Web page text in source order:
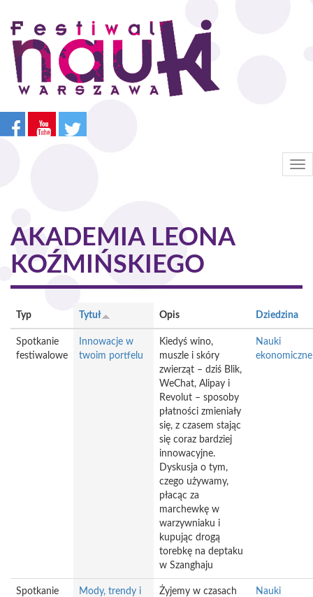
Przejdź
treści
AKADEMIA LEONA
KOŹMIŃSKIEGO
Typ Tytuł Opis Dziedzina
Spotkanie
festiwalowe
Innowacje w
twoim portfelu
Kiedyś wino,
muszle i skóry
zwierząt – dziś Blik,
WeChat, Alipay i
Revolut – sposoby
płatności zmieniały
się, z czasem stając
się coraz bardziej
innowacyjne.
Dyskusja o tym,
czego używamy,
płacąc za
marchewkę w
warzywniaku i
kupując drogą
torebkę na deptaku
w Szanghaju
Nauki
ekonomiczne
Spotkanie
Mody, trendy i
Żyjemy w czasach
Nauki